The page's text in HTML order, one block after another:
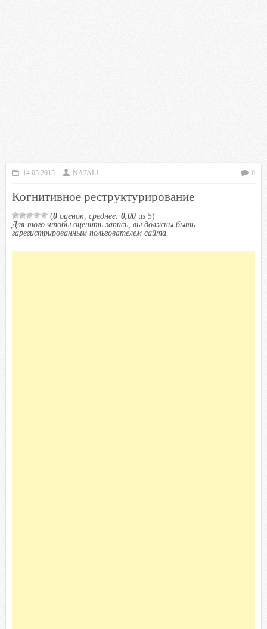
14.05.2015 NATALI 0
Когнитивное реструктурирование
(0 оценок, среднее: 0,00 из 5)
Для того чтобы оценить запись, вы должны быть
зарегистрированным пользователем сайта.